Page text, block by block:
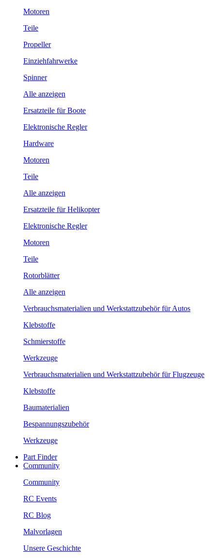
Motoren
Teile
Propeller
Einziehfahrwerke
Spinner
Alle anzeigen
Ersatzteile für Boote
Elektronische Regler
Hardware
Motoren
Teile
Alle anzeigen
Ersatzteile für Helikopter
Elektronische Regler
Motoren
Teile
Rotorblätter
Alle anzeigen
Verbrauchsmaterialien und Werkstattzubehör für Autos
Klebstoffe
Schmierstoffe
Werkzeuge
Verbrauchsmaterialien und Werkstattzubehör für Flugzeuge
Klebstoffe
Baumaterialien
Bespannungszubehör
Werkzeuge
Part Finder
Community
Community
RC Events
RC Blog
Malvorlagen
Unsere Geschichte